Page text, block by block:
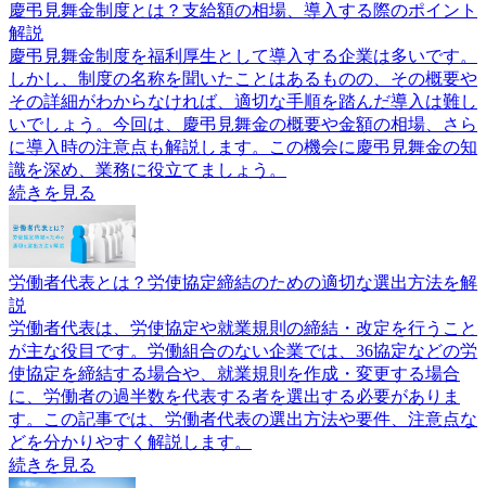
慶弔見舞金制度とは？支給額の相場、導入する際のポイント
解説
慶弔見舞金制度を福利厚生として導入する企業は多いです。
しかし、制度の名称を聞いたことはあるものの、その概要や
その詳細がわからなければ、適切な手順を踏んだ導入は難し
いでしょう。今回は、慶弔見舞金の概要や金額の相場、さら
に導入時の注意点も解説します。この機会に慶弔見舞金の知
識を深め、業務に役立てましょう。
続きを見る
労働者代表とは？労使協定締結のための適切な選出方法を解
説
労働者代表は、労使協定や就業規則の締結・改定を行うこと
が主な役目です。労働組合のない企業では、36協定などの労
使協定を締結する場合や、就業規則を作成・変更する場合
に、労働者の過半数を代表する者を選出する必要がありま
す。この記事では、労働者代表の選出方法や要件、注意点な
どを分かりやすく解説します。
続きを見る